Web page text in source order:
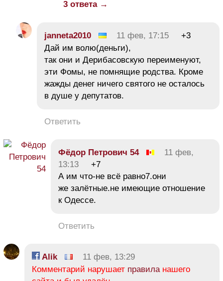
3 ответа →
janneta2010 11 фев, 17:15
+3
Дай им волю(деньги),
так они и Дерибасовскую переименуют,
эти Фомы, не помнящие родства. Кроме
жажды денег ничего святого не осталось
в душе у депутатов.
Ответить
Фёдор Петрович 54
11 фев,
13:13
+7
А им что-не всё равно7.они
же залётные.не имеющие отношение
к Одессе.
Ответить
Alik
11 фев, 13:29
Комментарий нарушает правиланашего